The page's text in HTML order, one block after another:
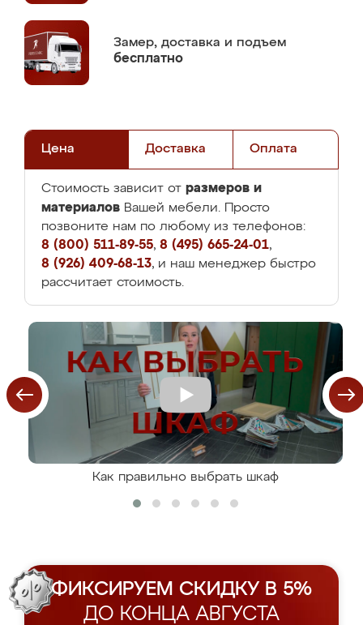
Замер, доставка и подъем
бесплатно
Цена Доставка Оплата
Стоимость зависит от размеров и
материалов Вашей мебели. Просто
позвоните нам по любому из телефонов:
8 (800) 511-89-55, 8 (495) 665-24-01,
8 (926) 409-68-13, и наш менеджер быстро
рассчитает стоимость.
Как правильно выбрать шкаф
ФИКСИРУЕМ СКИДКУ В 5%
ДО КОНЦА АВГУСТА